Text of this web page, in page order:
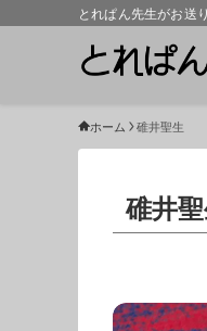
とれぱん先生がお送
ホーム 碓井聖生
碓井